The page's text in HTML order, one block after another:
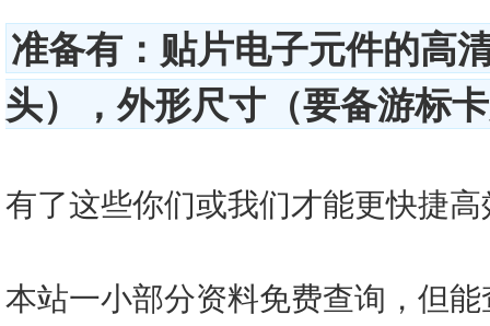
准备有：贴片电子元件的高
头），外形尺寸（要备游标
有了这些你们或我们才能更快捷
本站一小部分资料免费查询，但